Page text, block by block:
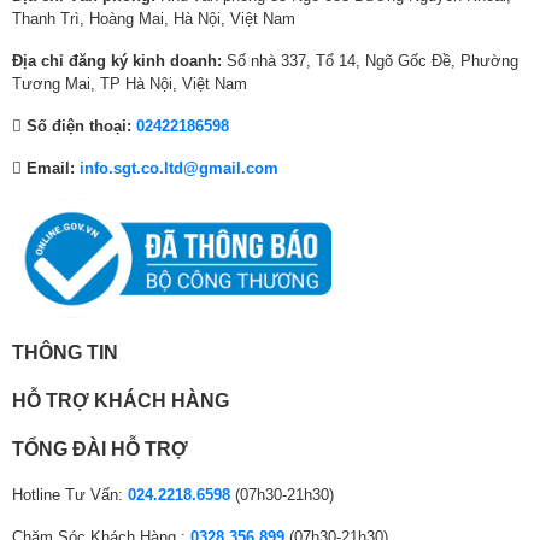
và cách bố trí loa thông minh
Không chỉ đầu tư vào hình ảnh, TCL còn trang bị cho sản phẩm hệ thống
âm thanh Hi-Fi ONKYO 2.0, mang đến trải nghiệm âm thanh cân bằng và
sống động. Đây là thương hiệu âm thanh nổi tiếng thế giới và được nhiều
người yêu thích nhờ khả năng tái tạo âm thanh rõ ràng, chi tiết.
Hệ thống âm thanh Hi-Fi ONKYO 2.0 đẳng cấp và cách bố trí loa thông
.2
5
0
.
0
0
0
0
Thanh Trì, Hoàng Mai, Hà Nội, Việt Nam
Địa chỉ đăng ký kinh doanh: Số nhà 337, Tổ 14, Ngõ Gốc Đề, Phường
Tương Mai, TP Hà Nội, Việt Nam
Số điện thoại: 02422186598
Email: info.sgt.co.ltd@gmail.com
THÔNG TIN
HỖ TRỢ KHÁCH HÀNG
TỔNG ĐÀI HỖ TRỢ
Hotline Tư Vấn: 024.2218.6598 (07h30-21h30)